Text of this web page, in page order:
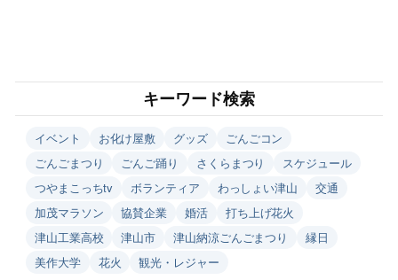
キーワード検索
イベント お化け屋敷 グッズ
ごんごコン
ごんごまつり
ごんご踊り さくらまつり
スケジュール
つやまこっちtv
ボランティア わっしょい津山
交通
加茂マラソン
協賛企業 婚活
打ち上げ花火
津山工業高校
津山市 津山納涼ごんごまつり
縁日
美作大学
花火 観光・レジャー